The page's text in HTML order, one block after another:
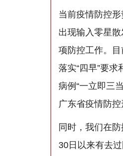
当前疫情防控
出现输入零星
项防控工作。
落实“四早”要
病例“一立即三
广东省疫情防控
同时，我们在
30日以来有去